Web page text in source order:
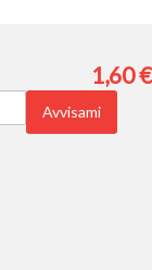
1,60 €
Avvisami